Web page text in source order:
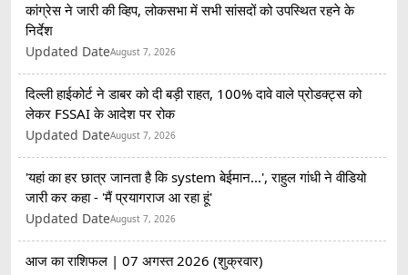
कांग्रेस ने जारी की व्हिप, लोकसभा में सभी सांसदों को उपस्थित रहने के
निर्देश
Updated DateAugust 7, 2026
दिल्ली हाईकोर्ट ने डाबर को दी बड़ी राहत, 100% दावे वाले प्रोडक्ट्स को
लेकर FSSAI के आदेश पर रोक
Updated DateAugust 7, 2026
'यहां का हर छात्र जानता है कि system बेईमान...', राहुल गांधी ने वीडियो
जारी कर कहा - 'मैं प्रयागराज आ रहा हूं'
Updated DateAugust 7, 2026
आज का राशिफल | 07 अगस्त 2026 (शुक्रवार)